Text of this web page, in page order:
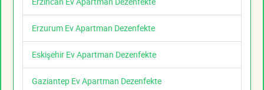
Erzurum Ev Apartman Dezenfekte
Eskişehir Ev Apartman Dezenfekte
Gaziantep Ev Apartman Dezenfekte